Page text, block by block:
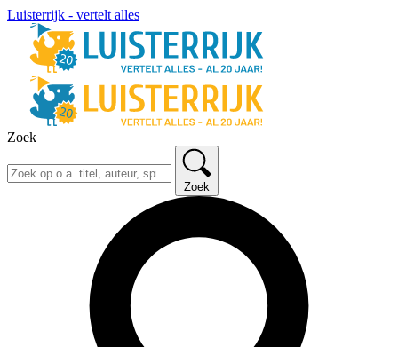
Luisterrijk - vertelt alles
Zoek
Zoek